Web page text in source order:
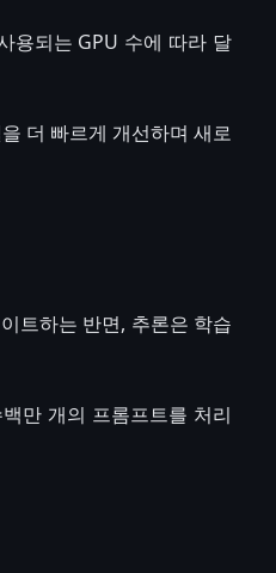
용되는 GPU 수에 따라 달
더 빠르게 개선하며 새로
트하는 반면, 추론은 학습
만 개의 프롬프트를 처리